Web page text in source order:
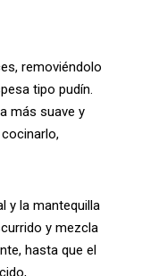
removiéndolo
tipo pudín.
más suave y
y la mantequilla
y mezcla
hasta que el